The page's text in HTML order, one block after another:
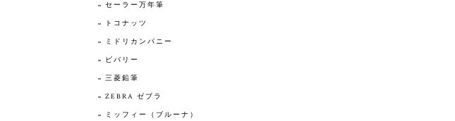
セーラー万年筆
トコナッツ
ミドリカンパニー
ビバリー
三菱鉛筆
ZEBRA ゼブラ
ミッフィー（ブルーナ）